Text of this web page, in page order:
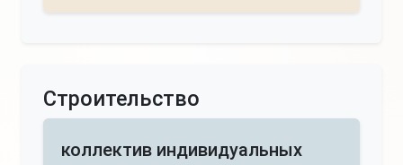
Строительство
коллектив индивидуальных